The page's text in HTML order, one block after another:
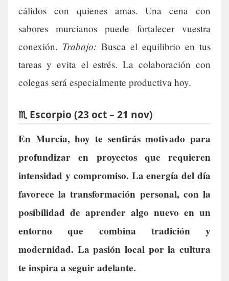
cálidos con quienes amas. Una cena con
sabores murcianos puede fortalecer vuestra
conexión. Trabajo: Busca el equilibrio en tus
tareas y evita el estrés. La colaboración con
colegas será especialmente productiva hoy.
♏ Escorpio (23 oct – 21 nov)
En Murcia, hoy te sentirás motivado para
profundizar en proyectos que requieren
intensidad y compromiso. La energía del día
favorece la transformación personal, con la
posibilidad de aprender algo nuevo en un
entorno que combina tradición y
modernidad. La pasión local por la cultura
te inspira a seguir adelante.